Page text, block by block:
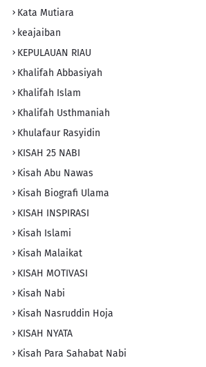
Kata Mutiara
keajaiban
KEPULAUAN RIAU
Khalifah Abbasiyah
Khalifah Islam
Khalifah Usthmaniah
Khulafaur Rasyidin
KISAH 25 NABI
Kisah Abu Nawas
Kisah Biografi Ulama
KISAH INSPIRASI
Kisah Islami
Kisah Malaikat
KISAH MOTIVASI
Kisah Nabi
Kisah Nasruddin Hoja
KISAH NYATA
Kisah Para Sahabat Nabi